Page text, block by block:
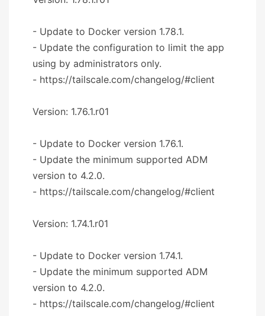
- Update to Docker version 1.78.1.
- Update the configuration to limit the app
using by administrators only.
- https://tailscale.com/changelog/#client
Version: 1.76.1.r01
- Update to Docker version 1.76.1.
- Update the minimum supported ADM
version to 4.2.0.
- https://tailscale.com/changelog/#client
Version: 1.74.1.r01
- Update to Docker version 1.74.1.
- Update the minimum supported ADM
version to 4.2.0.
- https://tailscale.com/changelog/#client